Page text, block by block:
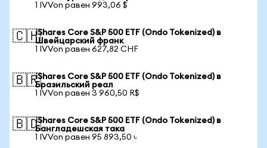
1 IVVon равен 993,06 $
🇨🇭iShares Core S&P 500 ETF (Ondo Tokenized) в
Швейцарский франк
1 IVVon равен 627,82 CHF
🇧🇷iShares Core S&P 500 ETF (Ondo Tokenized) в
Бразильский реал
1 IVVon равен 3 960,50 R$
🇧🇩iShares Core S&P 500 ETF (Ondo Tokenized) в
Бангладешская така
1 IVVon равен 95 893,50 ৳